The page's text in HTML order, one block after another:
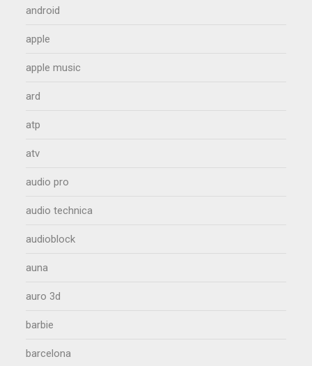
android
apple
apple music
ard
atp
atv
audio pro
audio technica
audioblock
auna
auro 3d
barbie
barcelona